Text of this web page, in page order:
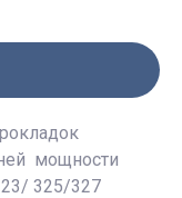
мощности
325/327